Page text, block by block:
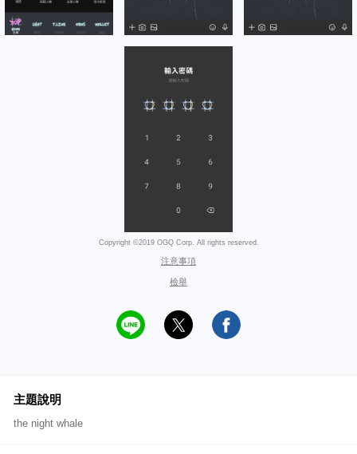
Copyright ©2019 OGQ Corp. All rights reserved.
注意事項
檢舉
主題說明
the night whale